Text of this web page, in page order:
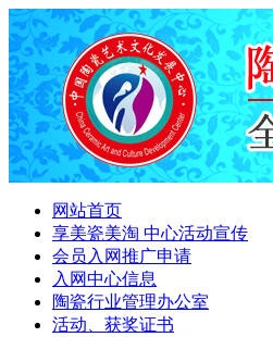
网站首页
享美瓷美淘 中心活动宣传
会员入网推广申请
入网中心信息
陶瓷行业管理办公室
活动、获奖证书